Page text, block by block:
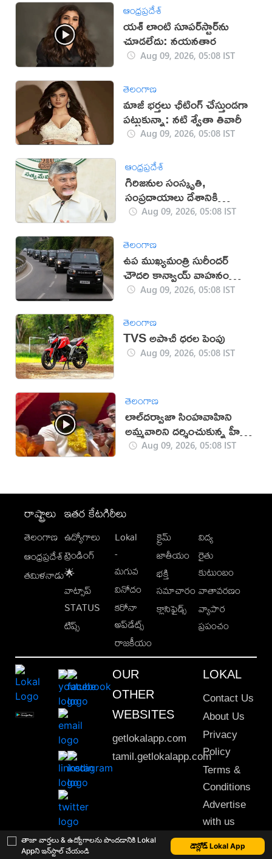
తాజా వార్తలు & ఉద్యోగాలను పొందడానికి Lokal
Appని ఇన్‌స్టాల్ చేయండి
డౌన్లోడ్ Lokal App
ఆంధ్రప్రదేశ్
యశ్ లాంటి సూపర్‌స్టార్‌ను
చూడలేదు: నయనతార
Aug 09, 2026, 05:08 IST
తెలంగాణ
మాజీ భర్తలు ఛీటింగ్ చేస్తుండగా
పట్టుకున్నా: నటి శ్వేతా తివారీ
Aug 09, 2026, 05:08 IST
ఆంధ్రప్రదేశ్
గిరిజనుల సంస్కృతి,
సంప్రదాయాలు దేశానికి
గర్వకారణం: సీఎం చంద్రబాబు
Aug 09, 2026, 05:08 IST
తెలంగాణ
ఉప ముఖ్యమంత్రి సురీందర్
చౌదరి కాన్వాయ్ వాహనం
ఢీకొని వ్యక్తి మృతి!
Aug 09, 2026, 05:08 IST
తెలంగాణ
TVS అపాచీ ధరల పెంపు
Aug 09, 2026, 05:08 IST
తెలంగాణ
లాల్‌దర్వాజా సింహవాహిని
అమ్మవారిని దర్శించుకున్న హీరో
విజయ్‌Aug 09, 2026, 05:08 IST
రాష్ట్రాలు
తెలంగాణ
ఆంధ్రప్రదేశ్
తమిళనాడు
ఇతర కేటగిరీలు
ఉద్యోగాలు
ట్రెండింగ్
🌟
వాట్సాప్
STATUS
టిప్స్
Lokal
-
మగువ
వినోదం
కరోనా
అప్‌డేట్స్
రాజకీయం
క్రైమ్
జాతీయం
భక్తి
సమాచారం
క్లాసిఫైడ్స్
విద్య
రైతు
కుటుంబం
వాతావరణం
వ్యాపార
ప్రపంచం
OUR
OTHER
WEBSITES
getlokalapp.com
tamil.getlokalapp.com
LOKAL
Contact Us
About Us
Privacy
Policy
Terms &
Conditions
Advertise
with us
Sitemap
This material may not be published, transmitted, rewritten or redistributed. © 2020 Lokal App. All rights reserved.